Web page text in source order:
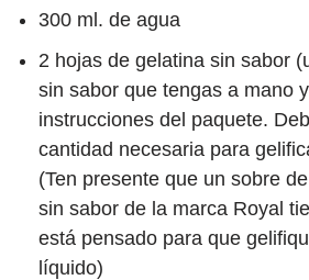
300 ml. de agua
2 hojas de gelatina sin sabor
sin sabor que tengas a mano
instrucciones del paquete.
cantidad necesaria para
(Ten presente que un sobre
sin sabor de la marca Royal
está pensado para que
líquido)